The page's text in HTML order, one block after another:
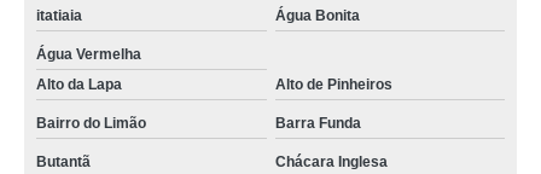
itatiaia Água Bonita
Água Vermelha
Alto da Lapa
Alto de Pinheiros
Bairro do Limão Barra Funda
Butantã Chácara Inglesa